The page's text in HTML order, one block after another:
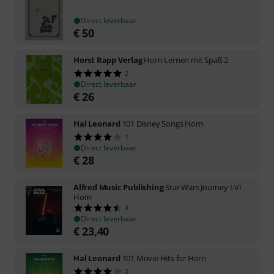
Direct leverbaar
€ 50
Horst Rapp VerlagHorn Lernen mit Spaß 2
2
Direct leverbaar
€ 26
Hal Leonard 101 Disney Songs Horn
1
Direct leverbaar
€ 28
Alfred Music PublishingStar Wars Journey I-VI
Horn
4
Direct leverbaar
€ 23,40
Hal Leonard 101 Movie Hits for Horn
2